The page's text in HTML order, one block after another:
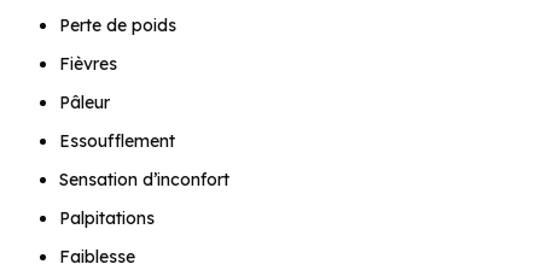
Perte de poids
Fièvres
Pâleur
Essoufflement
Sensation d’inconfort
Palpitations
Faiblesse